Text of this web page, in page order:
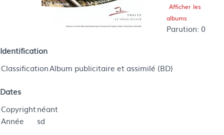
Afficher les
albums
Parution: 0
Identification
ClassificationAlbum publicitaire et assimilé (BD)
Dates
Copyrightnéant
Année
sd